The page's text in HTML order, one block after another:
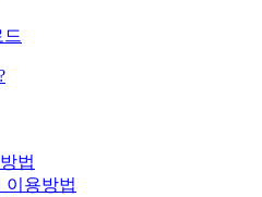
법
이용방법